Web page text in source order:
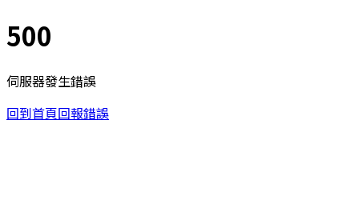
500
伺服器發生錯誤
回到首頁回報錯誤